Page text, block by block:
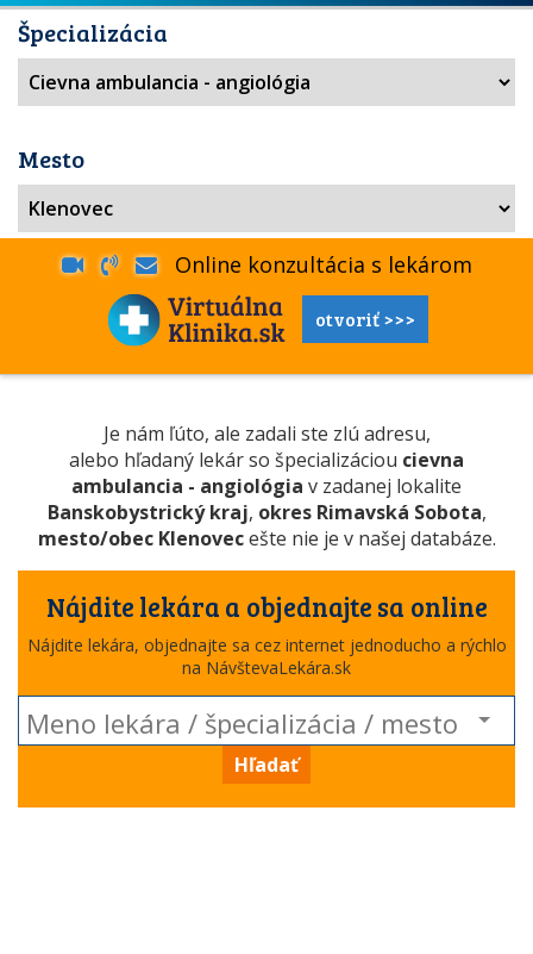
Špecializácia
Mesto
Online konzultácia s lekárom
otvoriť >>>
Je nám ľúto, ale zadali ste zlú adresu,
alebo hľadaný lekár so špecializáciou cievna
ambulancia - angiológia v zadanej lokalite
Banskobystrický kraj, okres Rimavská Sobota,
mesto/obec Klenovecešte nie je v našej databáze.
Nájdite lekára a objednajte sa online
Nájdite lekára, objednajte sa cez internet jednoducho a rýchlo
na NávštevaLekára.sk
Hľadať